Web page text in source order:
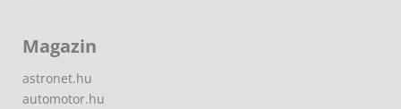
Magazin
astronet.hu
automotor.hu